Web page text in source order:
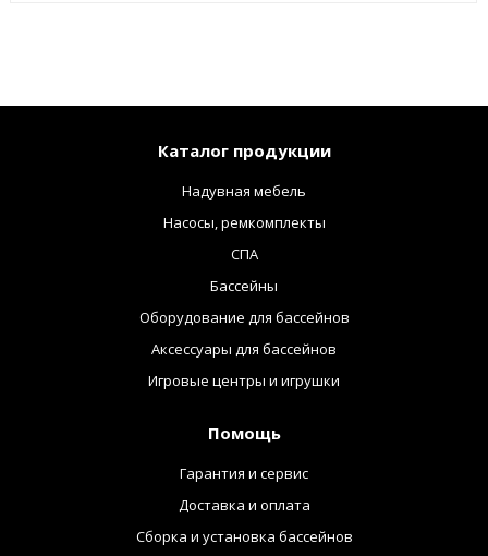
Каталог продукции
Надувная мебель
Насосы, ремкомплекты
СПА
Бассейны
Оборудование для бассейнов
Аксессуары для бассейнов
Игровые центры и игрушки
Помощь
Гарантия и сервис
Доставка и оплата
Сборка и установка бассейнов